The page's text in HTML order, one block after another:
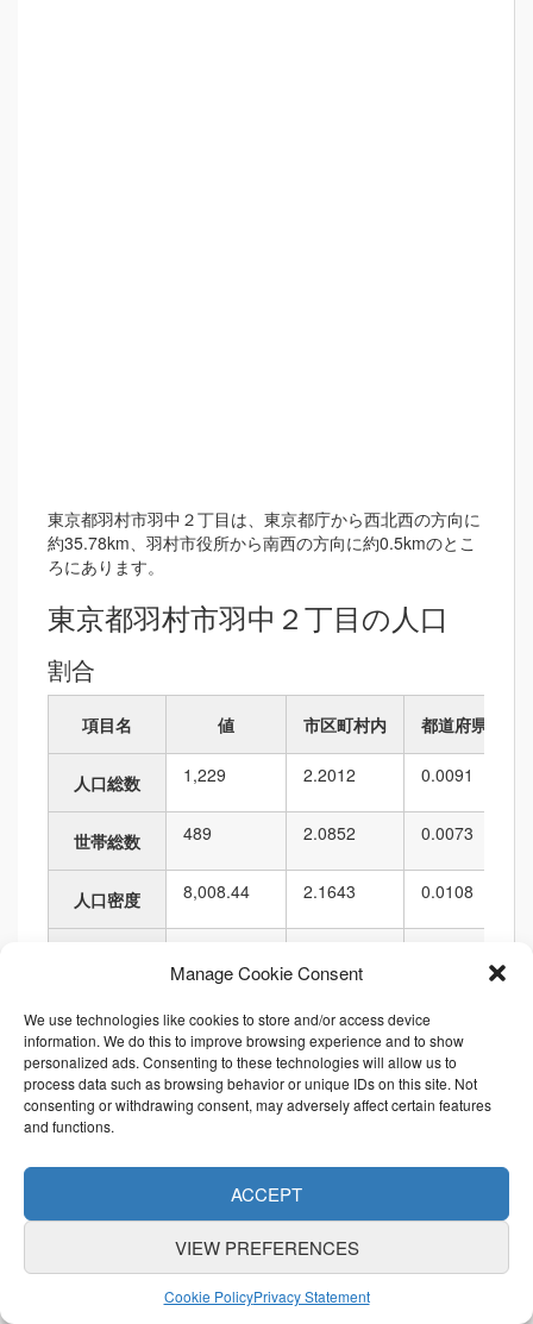
Manage Cookie Consent
We use technologies like cookies to store and/or access device
information. We do this to improve browsing experience and to show
personalized ads. Consenting to these technologies will allow us to
process data such as browsing behavior or unique IDs on this site. Not
consenting or withdrawing consent, may adversely affect certain features
and functions.
ACCEPT
VIEW PREFERENCES
Cookie PolicyPrivacy Statement
東京都羽村市羽中２丁目は、東京都庁から西北西の方向に
約35.78km、羽村市役所から南西の方向に約0.5kmのとこ
ろにあります。
東京都羽村市羽中２丁目の人口
割合
項目名 値 市区町村内 都道府県内
人口総数 1,229 2.2012 0.0091
世帯総数 489 2.0852 0.0073
人口密度 8,008.44 2.1643 0.0108
境界の長さ
順位
項目名
489 1953
8,008.44 2553